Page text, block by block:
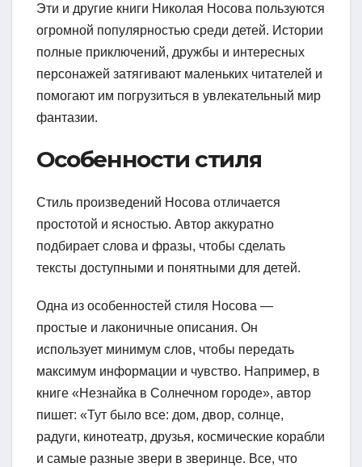
Эти и другие книги Николая Носова пользуются
огромной популярностью среди детей. Истории
полные приключений, дружбы и интересных
персонажей затягивают маленьких читателей и
помогают им погрузиться в увлекательный мир
фантазии.
Особенности стиля
Стиль произведений Носова отличается
простотой и ясностью. Автор аккуратно
подбирает слова и фразы, чтобы сделать
тексты доступными и понятными для детей.
Одна из особенностей стиля Носова —
простые и лаконичные описания. Он
использует минимум слов, чтобы передать
максимум информации и чувство. Например, в
книге «Незнайка в Солнечном городе», автор
пишет: «Тут было все: дом, двор, солнце,
радуги, кинотеатр, друзья, космические корабли
и самые разные звери в зверинце. Все, что